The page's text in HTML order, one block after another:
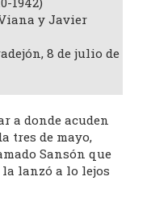
y Javier
8 de julio de
a donde acuden
tres de mayo,
Sansón que
lanzó a lo lejos